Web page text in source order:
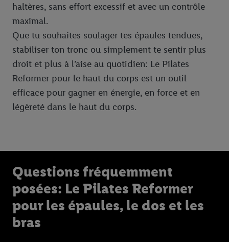
haltères, sans effort excessif et avec un contrôle
maximal.
Que tu souhaites soulager tes épaules tendues,
stabiliser ton tronc ou simplement te sentir plus
droit et plus à l’aise au quotidien: Le Pilates
Reformer pour le haut du corps est un outil
efficace pour gagner en énergie, en force et en
légèreté dans le haut du corps.
Questions fréquemment
posées: Le Pilates Reformer
pour les épaules, le dos et les
bras